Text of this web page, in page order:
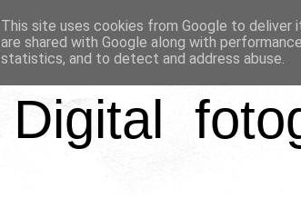
Digital
This site uses cookies from Google to deliver
are shared with Google along with
statistics, and to detect and address abuse.